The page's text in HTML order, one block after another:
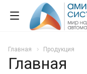
Главная Продукция
Главная